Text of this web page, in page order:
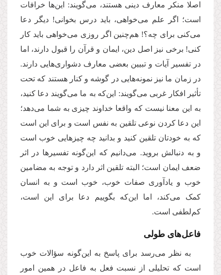
اصلا منکر معارف دینی هستند، می‌گویند: این‌ها خرافات
است؛ اگر علم می‌خواهی، باید درس بخوانی! دیگر دعا
می‌کنی برای چه؟! هم‌چنین اگر روزی می‌خواهی باید کار
کنی! برخی نیز اصل دین، ایمان و قرآن را قبول دارند، اما
در تفسیر آیات و تبیین بعضی معارف دشواری‌هایی دارند.
در زمان ما نیز نمونه‌هایی در گوشه و کنار هستند که تحت
تأثیر افکار غربی می‌گویند: این‌که به ما می‌‌گویند دعا کنید،
به این معنا نیست که واقعا خداوند چیزی به شما می‌دهد؛
این دعا کردن نوعی تلقین به نفس است و برای این است
که به خودتان تلقین کنید و بدانید چه چیزهایی خوب است
و به دنبالش بروید. می‌دانیم که این‌گونه تفسیرها در اثر
ضعف ایمان است؛ البته تلقین اثر دارد و توجه به مضامین
خوب و یادآوری صفات خوب، خوب است و به انسان
کمک می‌کند، اما این‌که بگوییم دعا برای این است،
کم‌لطفی است.
فاعل‌های طولی
به نظر می‌رسد برای پاسخ به این‌گونه سؤالات خوب
است که تحلیلی از نسبت فعل به فاعل در همین امور